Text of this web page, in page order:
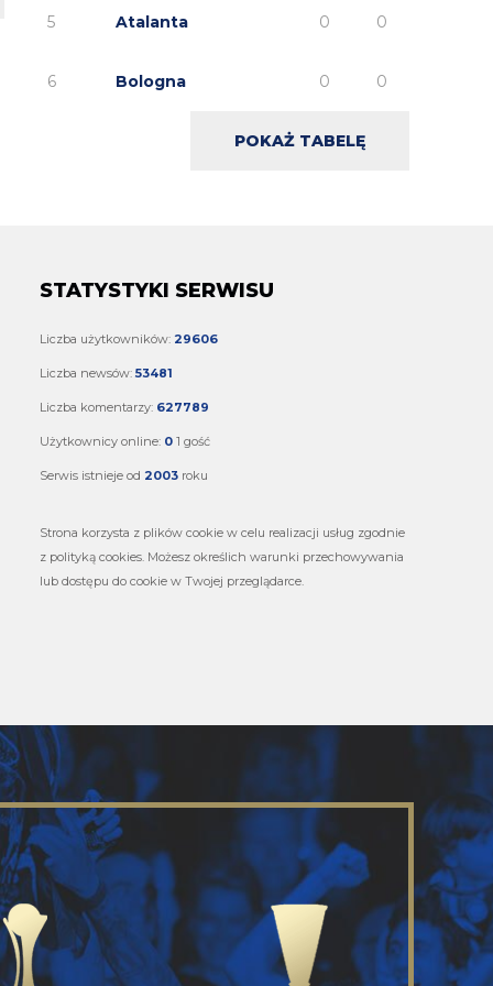
5 Atalanta 0 0
6 Bologna 0 0
POKAŻ TABELĘ
STATYSTYKI SERWISU
Liczba użytkowników: 29606
Liczba newsów: 53481
Liczba komentarzy: 627789
Użytkownicy online: 0 1 gość
Serwis istnieje od 2003 roku
Strona korzysta z plików cookie w celu realizacji usług zgodnie
z polityką cookies. Możesz określich warunki przechowywania
lub dostępu do cookie w Twojej przeglądarce.